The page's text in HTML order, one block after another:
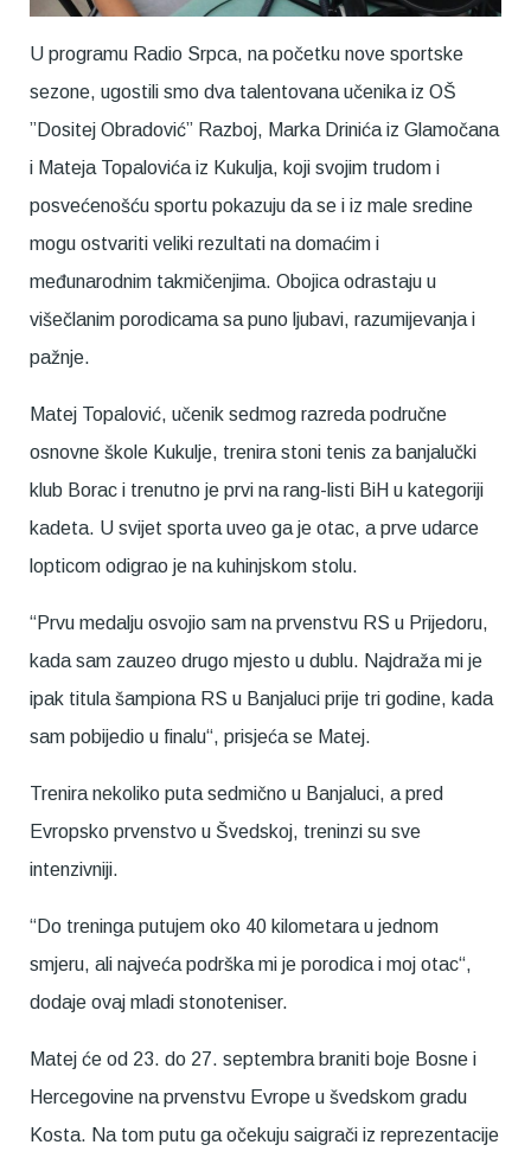
U programu Radio Srpca, na početku nove sportske
sezone, ugostili smo dva talentovana učenika iz OŠ
”Dositej Obradović” Razboj, Marka Drinića iz Glamočana
i Mateja Topalovića iz Kukulja, koji svojim trudom i
posvećenošću sportu pokazuju da se i iz male sredine
mogu ostvariti veliki rezultati na domaćim i
međunarodnim takmičenjima. Obojica odrastaju u
višečlanim porodicama sa puno ljubavi, razumijevanja i
pažnje.
Matej Topalović, učenik sedmog razreda područne
osnovne škole Kukulje, trenira stoni tenis za banjalučki
klub Borac i trenutno je prvi na rang-listi BiH u kategoriji
kadeta. U svijet sporta uveo ga je otac, a prve udarce
lopticom odigrao je na kuhinjskom stolu.
“Prvu medalju osvojio sam na prvenstvu RS u Prijedoru,
kada sam zauzeo drugo mjesto u dublu. Najdraža mi je
ipak titula šampiona RS u Banjaluci prije tri godine, kada
sam pobijedio u finalu“, prisjeća se Matej.
Trenira nekoliko puta sedmično u Banjaluci, a pred
Evropsko prvenstvo u Švedskoj, treninzi su sve
intenzivniji.
“Do treninga putujem oko 40 kilometara u jednom
smjeru, ali najveća podrška mi je porodica i moj otac“,
dodaje ovaj mladi stonoteniser.
Matej će od 23. do 27. septembra braniti boje Bosne i
Hercegovine na prvenstvu Evrope u švedskom gradu
Kosta. Na tom putu ga očekuju saigrači iz reprezentacije